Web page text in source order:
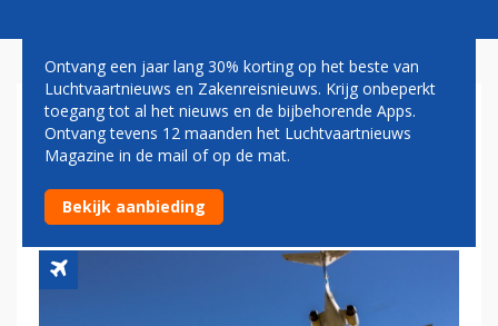
AVANTI AIR SCHAKELT OVER
VAN FOKKER 100 OP
TURBOPROPS
Ontvang een jaar lang 30% korting op het beste van
Luchtvaartnieuws en Zakenreisnieuws. Krijg onbeperkt
toegang tot al het nieuws en de bijbehorende Apps.
Ontvang tevens 12 maanden het Luchtvaartnieuws
Magazine in de mail of op de mat.
Bekijk aanbieding